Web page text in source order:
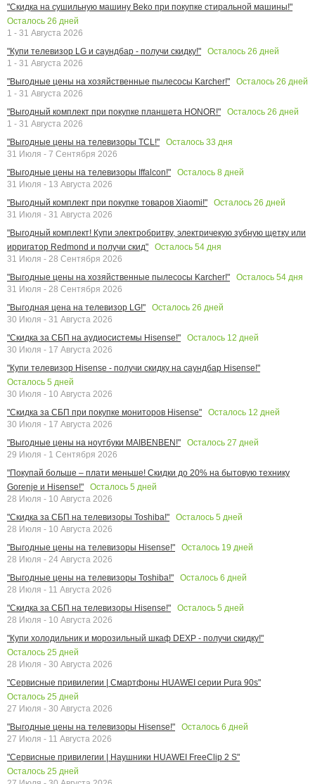
"Скидка на сушильную машину Beko при покупке стиральной машины!"
Осталось 26 дней
1 - 31 Августа 2026
"Купи телевизор LG и саундбар - получи скидку!"
Осталось 26 дней
1 - 31 Августа 2026
"Выгодные цены на хозяйственные пылесосы Karcher!"
Осталось 26 дней
1 - 31 Августа 2026
"Выгодный комплект при покупке планшета HONOR!"
Осталось 26 дней
1 - 31 Августа 2026
"Выгодные цены на телевизоры TCL!"
Осталось 33 дня
31 Июля - 7 Сентября 2026
"Выгодные цены на телевизоры Iffalcon!"
Осталось 8 дней
31 Июля - 13 Августа 2026
"Выгодный комплект при покупке товаров Xiaomi!"
Осталось 26 дней
31 Июля - 31 Августа 2026
"Выгодный комплект! Купи электробритву, электричекую зубную щетку или
ирригатор Redmond и получи скид"
Осталось 54 дня
31 Июля - 28 Сентября 2026
"Выгодные цены на хозяйственные пылесосы Karcher!"
Осталось 54 дня
31 Июля - 28 Сентября 2026
"Выгодная цена на телевизор LG!"
Осталось 26 дней
30 Июля - 31 Августа 2026
"Скидка за СБП на аудиосистемы Hisense!"
Осталось 12 дней
30 Июля - 17 Августа 2026
"Купи телевизор Hisense - получи скидку на саундбар Hisense!"
Осталось 5 дней
30 Июля - 10 Августа 2026
"Скидка за СБП при покупке мониторов Hisense"
Осталось 12 дней
30 Июля - 17 Августа 2026
"Выгодные цены на ноутбуки MAIBENBEN!"
Осталось 27 дней
29 Июля - 1 Сентября 2026
"Покупай больше – плати меньше! Скидки до 20% на бытовую технику
Gorenje и Hisense!"
Осталось 5 дней
28 Июля - 10 Августа 2026
"Скидка за СБП на телевизоры Toshiba!"
Осталось 5 дней
28 Июля - 10 Августа 2026
"Выгодные цены на телевизоры Hisense!"
Осталось 19 дней
28 Июля - 24 Августа 2026
"Выгодные цены на телевизоры Toshiba!"
Осталось 6 дней
28 Июля - 11 Августа 2026
"Скидка за СБП на телевизоры Hisense!"
Осталось 5 дней
28 Июля - 10 Августа 2026
"Купи холодильник и морозильный шкаф DEXP - получи скидку!"
Осталось 25 дней
28 Июля - 30 Августа 2026
"Сервисные привилегии | Смартфоны HUAWEI серии Pura 90s"
Осталось 25 дней
27 Июля - 30 Августа 2026
"Выгодные цены на телевизоры Hisense!"
Осталось 6 дней
27 Июля - 11 Августа 2026
"Сервисные привилегии | Наушники HUAWEI FreeClip 2 S"
Осталось 25 дней